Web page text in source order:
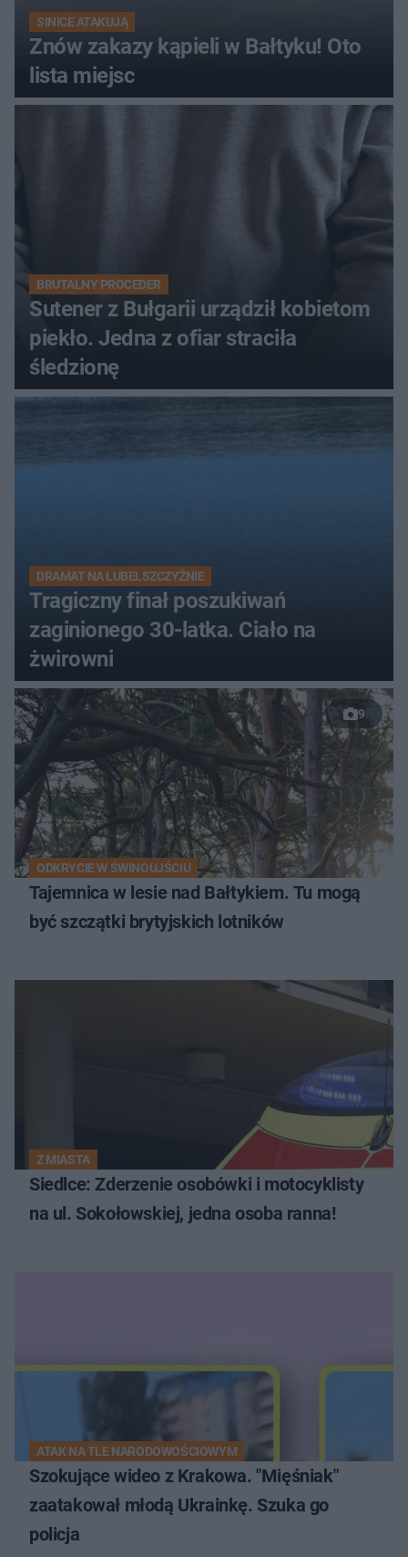
SINICE ATAKUJĄ
Znów zakazy kąpieli w Bałtyku! Oto
lista miejsc
BRUTALNY PROCEDER
Sutener z Bułgarii urządził kobietom
piekło. Jedna z ofiar straciła
śledzionę
DRAMAT NA LUBELSZCZYŹNIE
Tragiczny finał poszukiwań
zaginionego 30-latka. Ciało na
żwirowni
9
ODKRYCIE W ŚWINOUJŚCIU
Tajemnica w lesie nad Bałtykiem. Tu mogą
być szczątki brytyjskich lotników
Z MIASTA
Siedlce: Zderzenie osobówki i motocyklisty
na ul. Sokołowskiej, jedna osoba ranna!
ATAK NA TLE NARODOWOŚCIOWYM
Szokujące wideo z Krakowa. "Mięśniak"
zaatakował młodą Ukrainkę. Szuka go
policja